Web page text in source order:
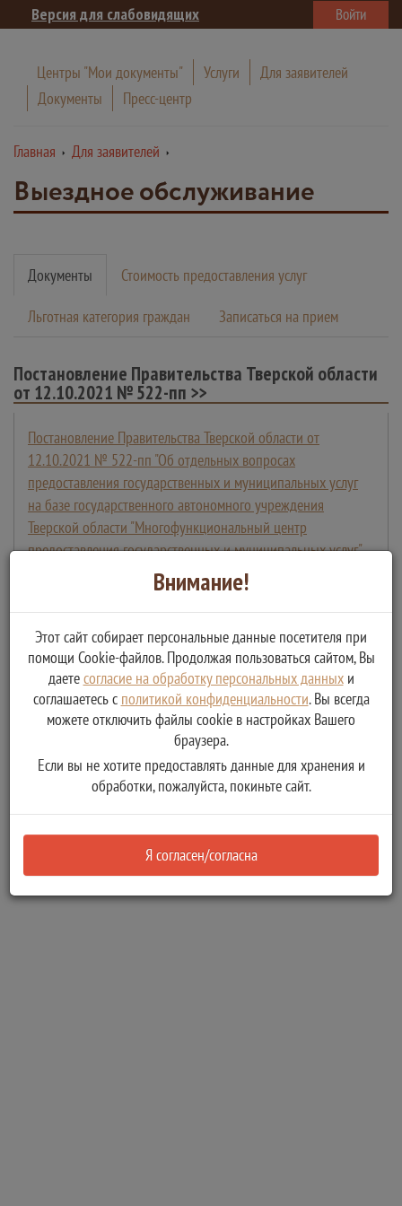
Версия для слабовидящих Войти
Центры "Мои документы" Услуги
Для заявителей
Документы
Пресс-центр
Главная Для заявителей
Выездное обслуживание
Документы
Стоимость предоставления услуг
Льготная категория граждан
Записаться на прием
Постановление Правительства Тверской области
от 12.10.2021 № 522-пп >>
Постановление Правительства Тверской области от
12.10.2021 № 522-пп "Об отдельных вопросах
предоставления государственных и муниципальных услуг
на базе государственного автономного учреждения
Тверской области "Многофункциональный центр
предоставления государственных и муниципальных услуг"
Положение о выездном обслуживании ГАУ "МФЦ"
Перечень услуг, предоставляемых
государственным автономным учреждением
Тверской области «Многофункциональный центр
представления государственных и
муниципальных услуг» при оказании Услуг по
выездному обслуживанию>>
Внимание!
Этот сайт собирает персональные данные посетителя при
помощи Cookie-файлов. Продолжая пользоваться сайтом, Вы
даетесогласие на обработку персональных данныхи
соглашаетесь с политикой конфиденциальности. Вы всегда
можете отключить файлы cookie в настройках Вашего
браузера.
Если вы не хотите предоставлять данные для хранения и
обработки, пожалуйста, покиньте сайт.
Я согласен/согласна